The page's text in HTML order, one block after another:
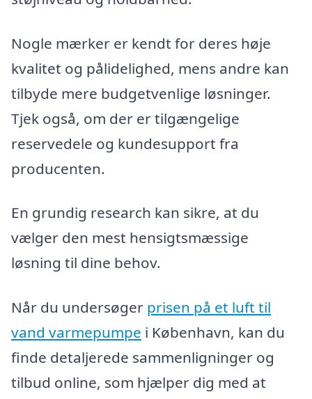
Nogle mærker er kendt for deres høje
kvalitet og pålidelighed, mens andre kan
tilbyde mere budgetvenlige løsninger.
Tjek også, om der er tilgængelige
reservedele og kundesupport fra
producenten.
En grundig research kan sikre, at du
vælger den mest hensigtsmæssige
løsning til dine behov.
Når du undersøger prisen på et luft til
vand varmepumpe i København, kan du
finde detaljerede sammenligninger og
tilbud online, som hjælper dig med at